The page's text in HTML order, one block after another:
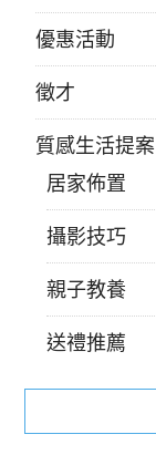
優惠活動
徵才
質感生活提案
居家佈置
攝影技巧
親子教養
送禮推薦